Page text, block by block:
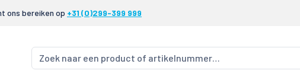
ons bereiken op +31 (0)299-399 999